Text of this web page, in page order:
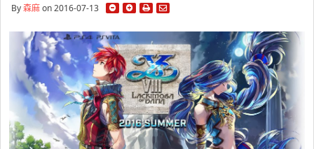
By森麻on 2016-07-13